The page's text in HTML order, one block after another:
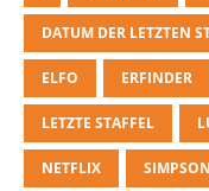
DATUM DER LETZTEN
ELFO ERFINDER
LETZTE STAFFEL
NETFLIX